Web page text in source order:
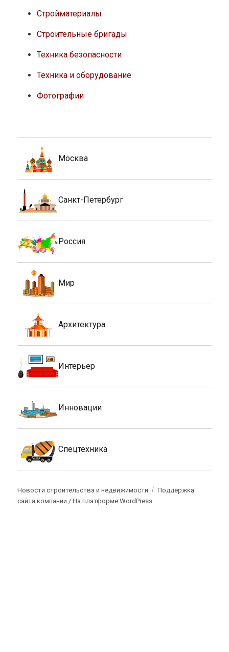
Стройматериалы
Строительные бригады
Техника безопасности
Техника и оборудование
Фотографии
Москва
Санкт-Петербург
Россия
Мир
Архитектура
Интерьер
Инновации
Спецтехника
Новости строительства и недвижимости
Поддержка
сайта компании /На платформе WordPress